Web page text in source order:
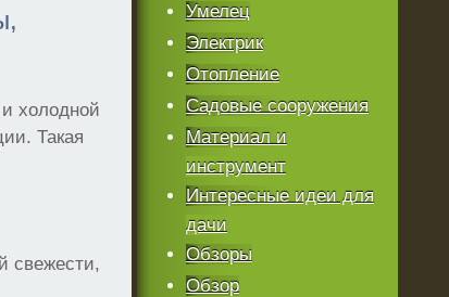
холодной
Такая
свежести,
Умелец
Электрик
Отопление
Садовые сооружения
Материал и
инструмент
Интересные идеи для
дачи
Обзоры
Обзор